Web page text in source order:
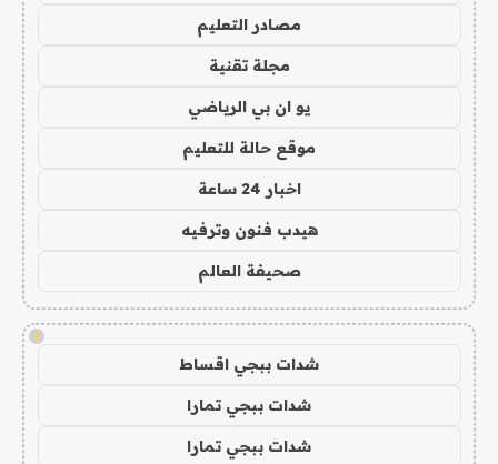
مصادر التعليم
مجلة تقنية
يو ان بي الرياضي
موقع حالة للتعليم
اخبار 24 ساعة
هيدب فنون وترفيه
صحيفة العالم
!
شدات ببجي اقساط
شدات ببجي تمارا
شدات ببجي تمارا